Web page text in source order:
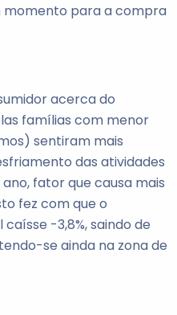
para a compra
acerca do
famílias com menor
sentiram mais
das atividades
fator que causa mais
fez com que o
-3,8%, saindo de
se ainda na zona de